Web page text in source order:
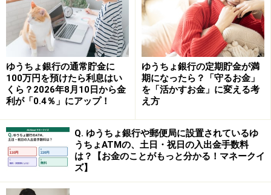
（要エントリーの特典あり、詳細は公式Webサイトなど
でご確認ください）
はじめての人にも分かりやすく、取り組みやすい内容な
ので、これからMUFGのサービスを使い始めたい人には
絶好のチャンスです。
さらに“つなげる”ことで最大5万円！
また、三菱UFJ銀行の口座／アプリと、複数のMUFGサー
ビスをつなげる （＝接続させる）ことで、さらに最大5
万円相当を受け取れるのも大きな魅力です。
ゆうちょ銀行の通常貯金に
100万円を預けたら利息はい
くら？2026年8月10日から金
利が「0.4％」にアップ！
ゆうちょ銀行の定期貯金が満
期になったら？「守るお金」
を「活かすお金」に変える考
え方
Q. ゆうちょ銀行や郵便局に設置されているゆ
うちょATMの、土日・祝日の入出金手数料
は？【お金のことがもっと分かる！マネークイ
ズ】